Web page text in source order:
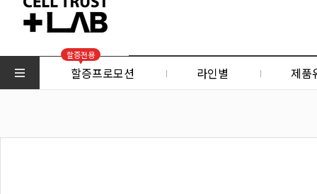
할증전용
할증프로모션 라인별 제품